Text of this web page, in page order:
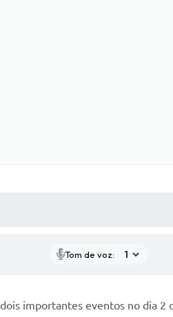
Tom de voz:
importantes eventos no dia 2